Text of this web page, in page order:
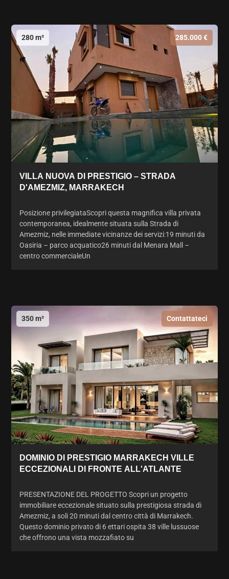
280 m² 285.000 €
VILLA NUOVA DI PRESTIGIO – STRADA
D'AMEZMIZ, MARRAKECH
Posizione privilegiataScopri questa magnifica villa privata
contemporanea, idealmente situata sulla Strada di
Amezmiz, nelle immediate vicinanze dei servizi:19 minuti da
Oasiria – parco acquatico26 minuti dal Menara Mall –
centro commercialeUn
350 m² Contattateci
DOMINIO DI PRESTIGIO MARRAKECH VILLE
ECCEZIONALI DI FRONTE ALL'ATLANTE
PRESENTAZIONE DEL PROGETTO Scopri un progetto
immobiliare eccezionale situato sulla prestigiosa strada di
Amezmiz, a soli 20 minuti dal centro città di Marrakech.
Questo dominio privato di 6 ettari ospita 38 ville lussuose
che offrono una vista mozzafiato su